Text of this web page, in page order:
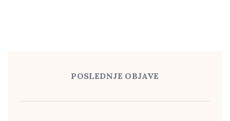
POSLEDNJE OBJAVE